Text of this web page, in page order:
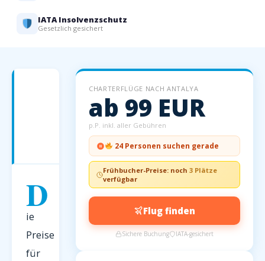
IATA Insolvenzschutz
Gesetzlich gesichert
D
ie
Preise
für
CHARTERFLÜGE NACH ANTALYA
ab 99 EUR
p.P. inkl. aller Gebühren
24 Personen suchen gerade
Frühbucher-Preise: noch3 Plätze
verfügbar
Flug finden
Sichere Buchung IATA-gesichert